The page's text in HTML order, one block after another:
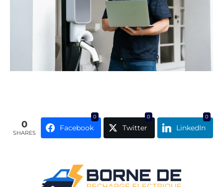
0
SHARES
0
Facebook
0
Twitter
0
LinkedIn